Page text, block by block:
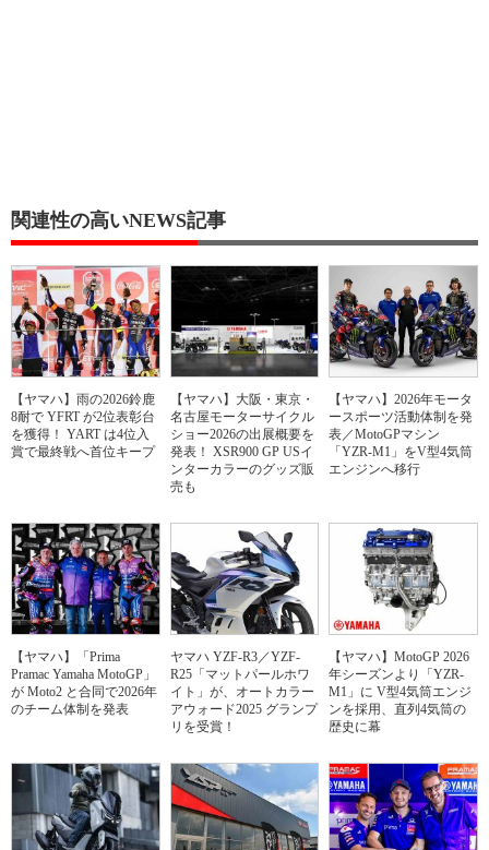
関連性の高いNEWS記事
【ヤマハ】雨の2026鈴鹿
8耐で YFRT が2位表彰台
を獲得！ YART は4位入
賞で最終戦へ首位キープ
【ヤマハ】大阪・東京・
名古屋モーターサイクル
ショー2026の出展概要を
発表！ XSR900 GP USイ
ンターカラーのグッズ販
売も
【ヤマハ】2026年モータ
ースポーツ活動体制を発
表／MotoGPマシン
「YZR-M1」をV型4気筒
エンジンへ移行
【ヤマハ】「Prima
Pramac Yamaha MotoGP」
が Moto2 と合同で2026年
のチーム体制を発表
ヤマハ YZF-R3／YZF-
R25「マットパールホワ
イト」が、オートカラー
アウォード2025 グランプ
リを受賞！
【ヤマハ】MotoGP 2026
年シーズンより「YZR-
M1」に V型4気筒エンジ
ンを採用、直列4気筒の
歴史に幕